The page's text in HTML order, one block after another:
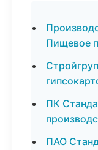
Пищевое
ПК
ПАО